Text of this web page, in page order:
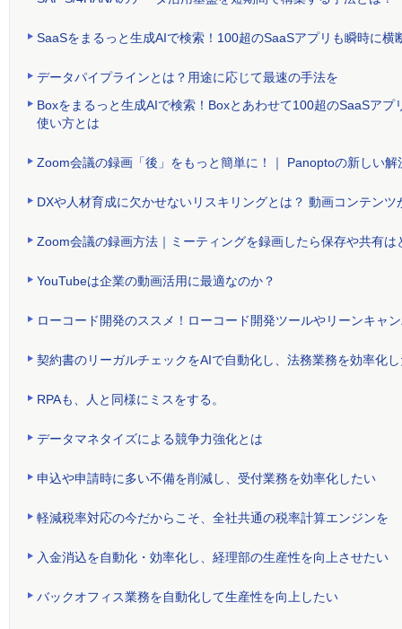
SaaSをまるっと生成AIで検索！100超のSaaSアプリも瞬時に
データパイプラインとは？用途に応じて最速の手法を
Boxをまるっと生成AIで検索！Boxとあわせて100超のSaaSア
使い方とは
Zoom会議の録画「後」をもっと簡単に！｜ Panoptoの新しい解
DXや人材育成に欠かせないリスキリングとは？ 動画コンテンツ
Zoom会議の録画方法｜ミーティングを録画したら保存や共有は
YouTubeは企業の動画活用に最適なのか？
ローコード開発のススメ！ローコード開発ツールやリーンキャ
契約書のリーガルチェックをAIで自動化し、法務業務を効率化
RPAも、人と同様にミスをする。
データマネタイズによる競争力強化とは
申込や申請時に多い不備を削減し、受付業務を効率化したい
軽減税率対応の今だからこそ、全社共通の税率計算エンジンを
入金消込を自動化・効率化し、経理部の生産性を向上させたい
バックオフィス業務を自動化して生産性を向上したい